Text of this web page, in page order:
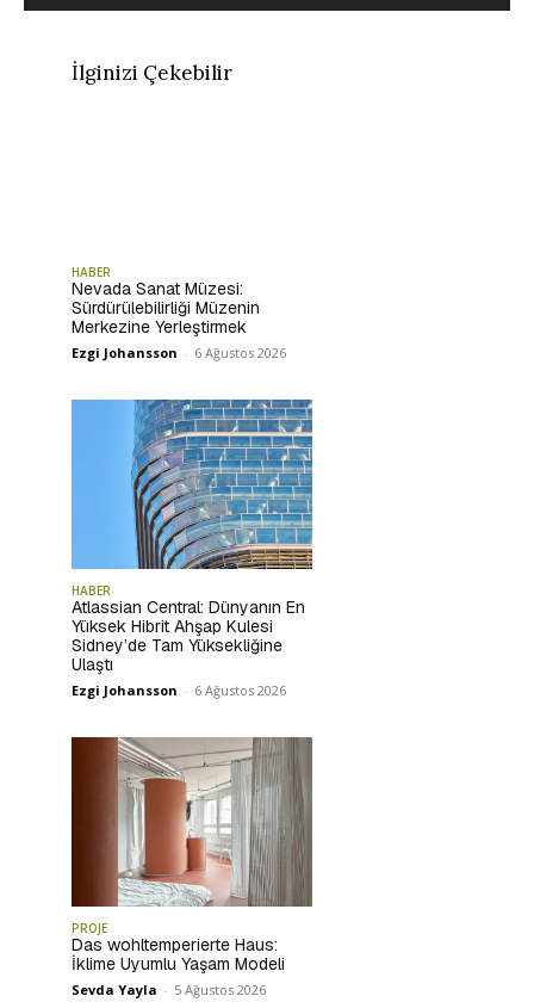
İlginizi Çekebilir
HABER
Nevada Sanat Müzesi:
Sürdürülebilirliği Müzenin
Merkezine Yerleştirmek
Ezgi Johansson - 6 Ağustos 2026
HABER
Atlassian Central: Dünyanın En
Yüksek Hibrit Ahşap Kulesi
Sidney’de Tam Yüksekliğine
Ulaştı
Ezgi Johansson - 6 Ağustos 2026
PROJE
Das wohltemperierte Haus:
İklime Uyumlu Yaşam Modeli
Sevda Yayla - 5 Ağustos 2026